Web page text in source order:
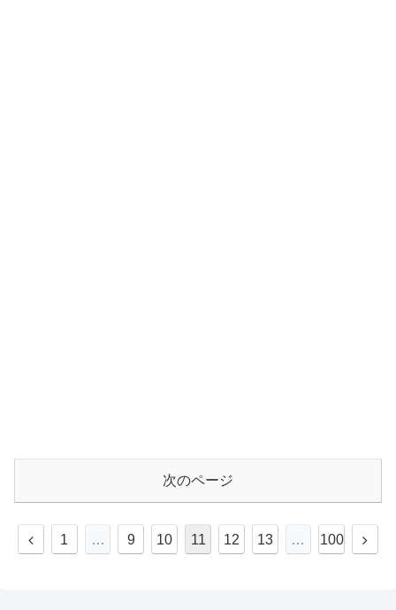
次のページ
1 … 9 10 11 12 13 … 100